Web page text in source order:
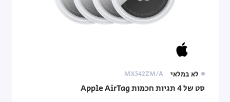
לא במלאי MX542ZM/A
סט של 4 תגיות חכמות Apple AirTag